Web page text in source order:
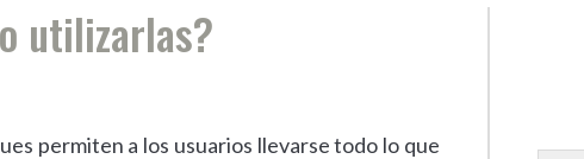
utilizarlas?
permiten a los usuarios llevarse todo lo que